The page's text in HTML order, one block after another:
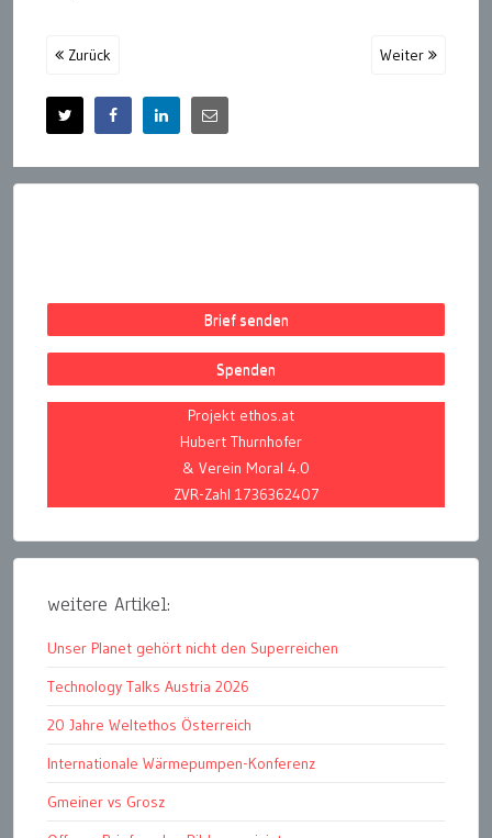
Zurück Weiter
Brief senden
Spenden
Projekt ethos.at
Hubert Thurnhofer
& Verein Moral 4.0
ZVR-Zahl 1736362407
weitere Artikel:
Unser Planet gehört nicht den Superreichen
Technology Talks Austria 2026
20 Jahre Weltethos Österreich
Internationale Wärmepumpen-Konferenz
Gmeiner vs Grosz